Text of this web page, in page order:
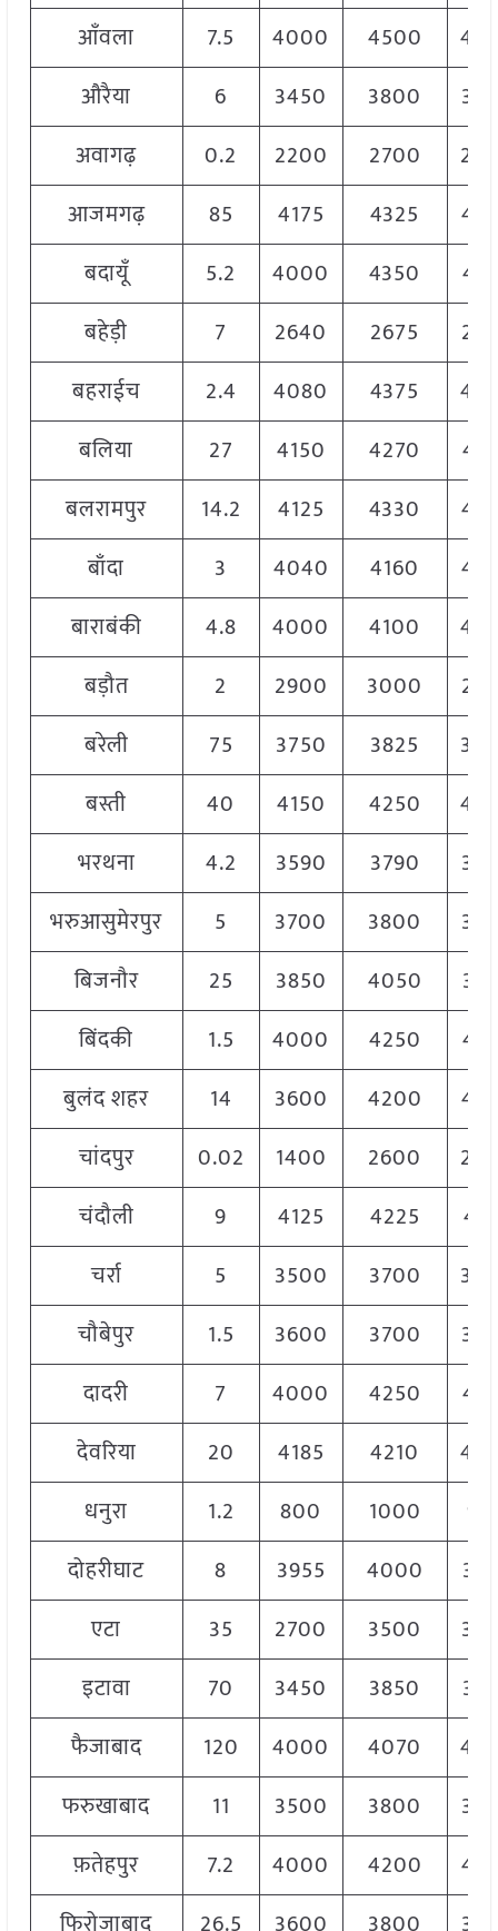
आँवला
7.5 4000 4500
औरैया
6 3450 3800
अवागढ़
0.2 2200 2700
आजमगढ़
85 4175 4325
बदायूँ
5.2 4000 4350
बहेड़ी
7 2640 2675
बहराईच
2.4 4080 4375
बलिया
27 4150 4270
बलरामपुर
14.2 4125 4330
बाँदा
3 4040 4160
बाराबंकी
4.8 4000 4100
बड़ौत
2 2900 3000
बरेली
75 3750 3825
बस्ती
40 4150 4250
भरथना
4.2 3590 3790
भरुआसुमेरपुर
5 3700 3800
बिजनौर
25 3850 4050
बिंदकी
1.5 4000 4250
बुलंद शहर
14 3600 4200
चांदपुर
0.02 1400 2600
चंदौली
9 4125 4225
चर्रा
5 3500 3700
चौबेपुर
1.5 3600 3700
दादरी
7 4000 4250
देवरिया
20 4185 4210
धनुरा
1.2 800 1000
दोहरीघाट
8 3955 4000
एटा
35 2700 3500
इटावा
70 3450 3850
फैजाबाद
120 4000 4070
फरुखाबाद
11 3500 3800
फ़तेहपुर
7.2 4000 4200